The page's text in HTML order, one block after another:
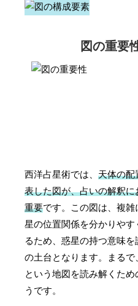
図の重要
西洋占星術では、天体の配
表した図が、占いの解釈に
重要です。この図は、複雑
星の位置関係を分かりやす
るため、惑星の持つ意味を
の土台となります。まるで
という地図を読み解くため
うです。